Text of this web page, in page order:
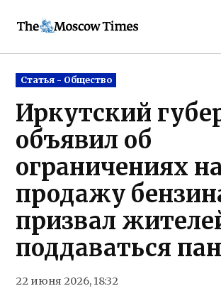
Moscow
Posted
in
Статья - Общество
Иркутский
объявил об
ограничениях
продажу
призвал
поддаваться
22 июня 2026, 18:32